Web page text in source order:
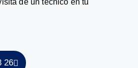
de un técnico en tu
26